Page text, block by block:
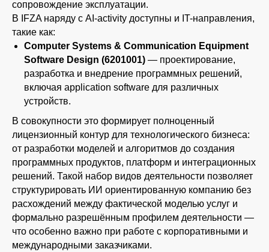
сопровождение эксплуатации.
В IFZA наряду с AI-activity доступны и IT-направления,
такие как:
Computer Systems & Communication Equipment
Software Design (6201001) — проектирование,
разработка и внедрение программных решений,
включая application software для различных
устройств.
В совокупности это формирует полноценный
лицензионный контур для технологического бизнеса:
от разработки моделей и алгоритмов до создания
программных продуктов, платформ и интеграционных
решений. Такой набор видов деятельности позволяет
структурировать ИИ ориентированную компанию без
расхождений между фактической моделью услуг и
формально разрешённым профилем деятельности —
что особенно важно при работе с корпоративными и
международными заказчиками.